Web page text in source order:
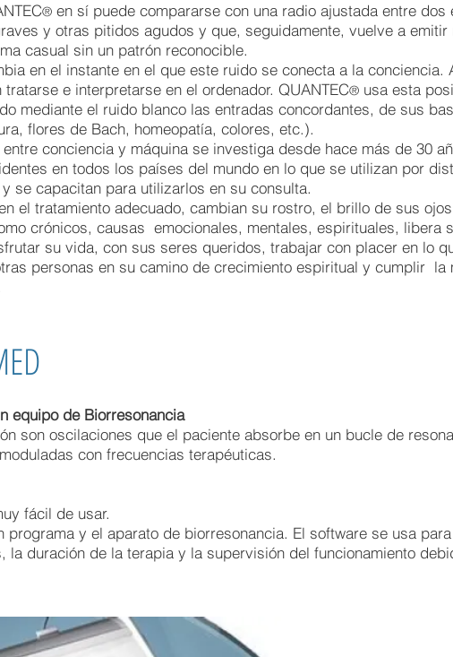
® en sí puede compararse con una radio ajustada entre
y otras pitidos agudos y que, seguidamente, vuelve a
casual sin un patrón reconocible.
en el instante en el que este ruido se conecta a la conciencia.
e interpretarse en el ordenador. QUANTEC® usa esta
mediante el ruido blanco las entradas concordantes, de sus
flores de Bach, homeopatía, colores, etc.).
conciencia y máquina se investiga desde hace más de 30
en todos los países del mundo en lo que se utilizan por
se capacitan para utilizarlos en su consulta.
el tratamiento adecuado, cambian su rostro, el brillo de sus
crónicos, causas emocionales, mentales, espirituales, libera
su vida, con sus seres queridos, trabajar con placer en lo
personas en su camino de crecimiento espiritual y cumplir
equipo de Biorresonancia
son oscilaciones que el paciente absorbe en un bucle de
con frecuencias terapéuticas.
fácil de usar.
programa y el aparato de biorresonancia. El software se usa
la duración de la terapia y la supervisión del funcionamiento